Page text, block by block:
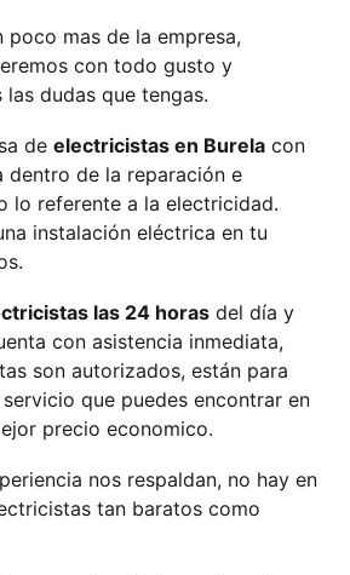
poco mas de la empresa,
con todo gusto y
dudas que tengas.
de electricistas en Burela con
dentro de la reparación e
lo referente a la electricidad.
instalación eléctrica en tu
las 24 horas del día y
con asistencia inmediata,
son autorizados, están para
que puedes encontrar en
precio economico.
nos respaldan, no hay en
tan baratos como